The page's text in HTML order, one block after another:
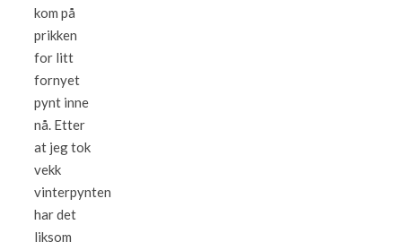
kom på
prikken
for litt
fornyet
pynt inne
nå. Etter
at jeg tok
vekk
vinterpynten
har det
liksom